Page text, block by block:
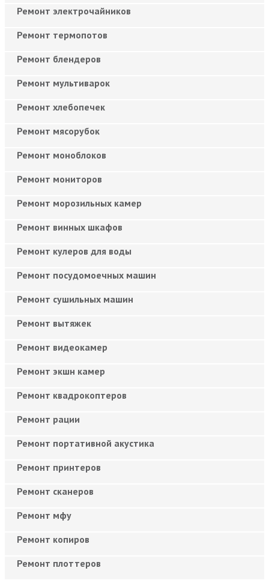
Ремонт электрочайников
Ремонт термопотов
Ремонт блендеров
Ремонт мультиварок
Ремонт хлебопечек
Ремонт мясорубок
Ремонт моноблоков
Ремонт мониторов
Ремонт морозильных камер
Ремонт винных шкафов
Ремонт кулеров для воды
Ремонт посудомоечных машин
Ремонт сушильных машин
Ремонт вытяжек
Ремонт видеокамер
Ремонт экшн камер
Ремонт квадрокоптеров
Ремонт рации
Ремонт портативной акустика
Ремонт принтеров
Ремонт сканеров
Ремонт мфу
Ремонт копиров
Ремонт плоттеров